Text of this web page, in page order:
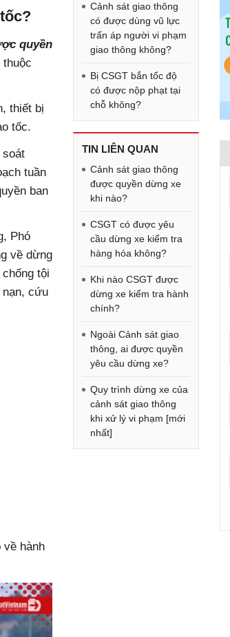
quyền
thuộc
thiết bị
tốc.
soát
tuần
ban
Phó
về dừng
tội
nạn, cứu
về hành
Cảnh sát giao thông
có được dùng vũ lực
trấn áp người vi phạm
giao thông không?
Bị CSGT bắn tốc độ
có được nộp phạt tại
chỗ không?
TIN LIÊN QUAN
Cảnh sát giao thông
được quyền dừng xe
khi nào?
CSGT có được yêu
cầu dừng xe kiểm tra
hàng hóa không?
Khi nào CSGT được
dừng xe kiểm tra hành
chính?
Ngoài Cảnh sát giao
thông, ai được quyền
yêu cầu dừng xe?
Quy trình dừng xe của
cảnh sát giao thông
khi xử lý vi phạm [mới
nhất]